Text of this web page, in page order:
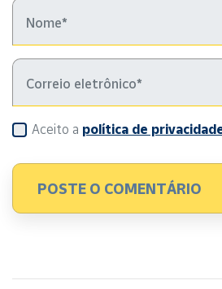
Aceito a política de